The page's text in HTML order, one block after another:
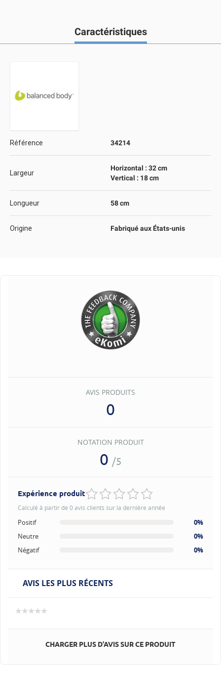
Caractéristiques
Référence 34214
Largeur
Horizontal : 32 cm
Vertical : 18 cm
Longueur 58 cm
Origine Fabriqué aux États-unis
AVIS PRODUITS
0
NOTATION PRODUIT
0 /5
Expérience produit
Calculé à partir de 0 avis clients sur la dernière année
Positif
0%
Neutre
0%
Négatif
0%
AVIS LES PLUS RÉCENTS
CHARGER PLUS D'AVIS SUR CE PRODUIT